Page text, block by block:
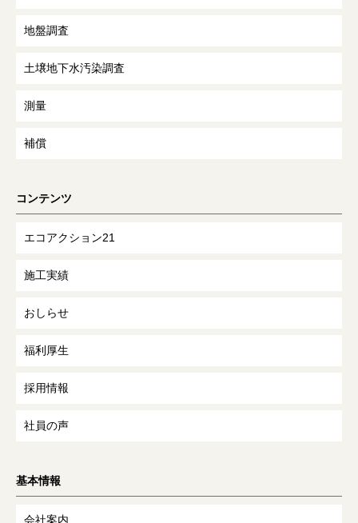
地盤調査
土壌地下水汚染調査
測量
補償
コンテンツ
エコアクション21
施工実績
おしらせ
福利厚生
採用情報
社員の声
基本情報
会社案内